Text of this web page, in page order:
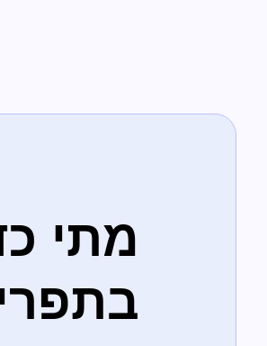
מתי